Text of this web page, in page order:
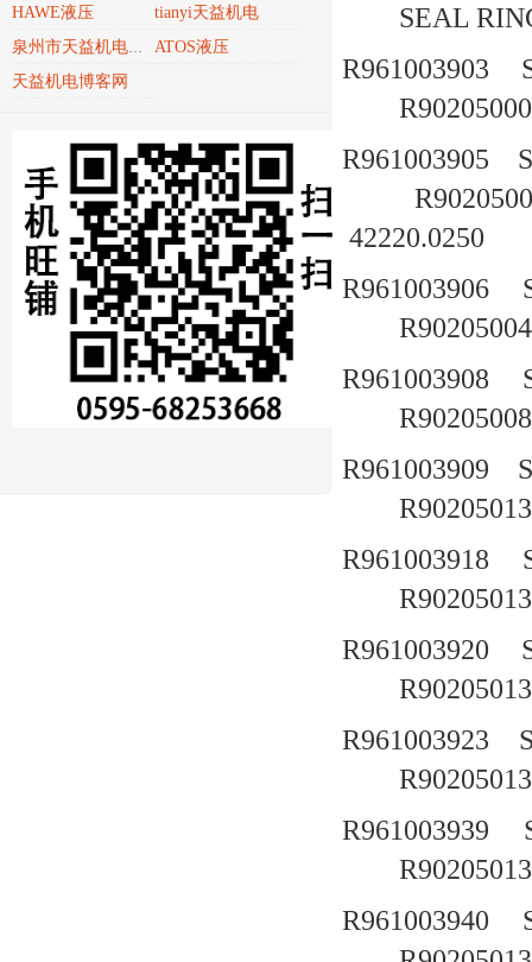
HAWE液压 tianyi天益机电
泉州市天益机电贸易有限公司
ATOS液压
天益机电博客网
SEAL
R961003903
R961003905
42220.0250
R961003906
R961003908
R961003909
R961003918
R961003920
R961003923
R961003939
R961003940